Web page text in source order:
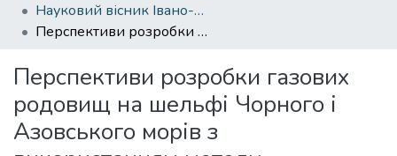
Науковий вісник Івано-Франківського національного технічного університету нафти і газу - 2004 - №3
Перспективи розробки газових родовищ на шельфі Чорного і Азовського морів з використанням методу контрольованого перепуску газу з Майкопських у Тортонські відклади
Перспективи розробки газових
родовищ на шельфі Чорного і
Азовського морів з